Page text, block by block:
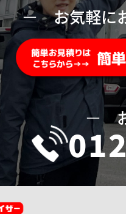
ーお気軽に
ー